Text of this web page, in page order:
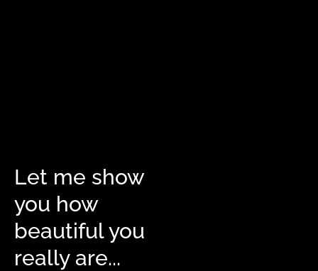
Let me show
you how
beautiful you
really are...